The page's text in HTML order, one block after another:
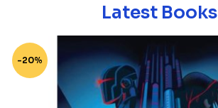
Latest Books
-20%